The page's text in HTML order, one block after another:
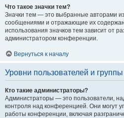
Что такое значки тем?
Значки тем — это выбранные авторами
сообщениями и отражающие их
использования значков тем зависит от
администратором конференции.
Вернуться к началу
Уровни пользователей и группы
Кто такие администраторы?
Администраторы — это пользователи,
контроля над конференцией. Они могут
работы конференции, включая